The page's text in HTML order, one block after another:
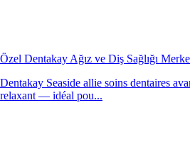
Özel Dentakay Ağız ve Diş Sağlığı
Dentakay Seaside allie soins dentaires
relaxant — idéal pou...